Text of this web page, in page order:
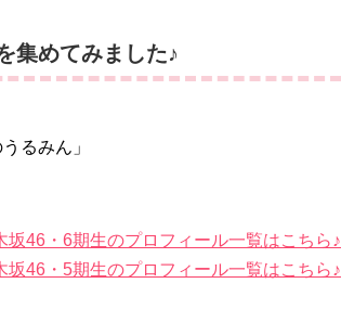
集めてみました♪
るみん」
坂46・6期生のプロフィール一覧はこちら♪
坂46・5期生のプロフィール一覧はこちら♪